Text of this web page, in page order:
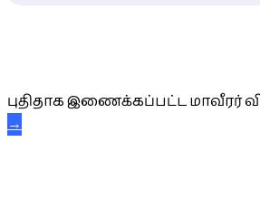
புதிதாக இணைக்கப்பட்ட மாவீரர்
→